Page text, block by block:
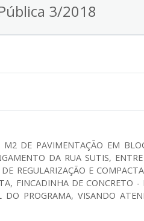
3/2018
M2 DE PAVIMENTAÇÃO EM
DA RUA SUTIS,
REGULARIZAÇÃO E
FINCADINHA DE CONCRETO
DO PROGRAMA, VISANDO